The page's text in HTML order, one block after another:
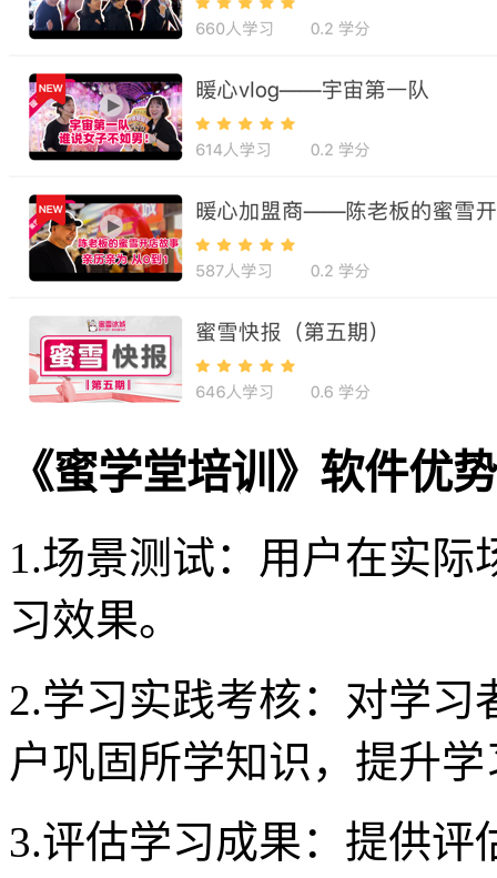
《蜜学堂培训》软件优
1.场景测试：用户在实
习效果。
2.学习实践考核：对学
户巩固所学知识，提升
3.评估学习成果：提供